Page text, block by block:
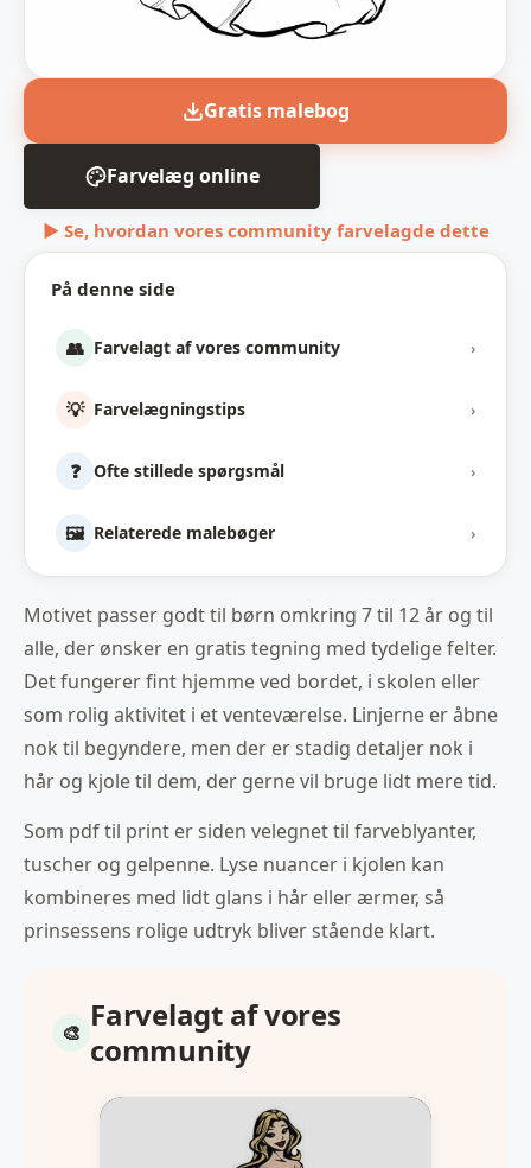
På denne side
👥 Farvelagt af vores community ›
💡 Farvelægningstips ›
❓ Ofte stillede spørgsmål ›
🖼️ Relaterede malebøger ›
Gratis malebog
Farvelæg online
▶ Se, hvordan vores community farvelagde dette
Motivet passer godt til børn omkring 7 til 12 år og til
alle, der ønsker en gratis tegning med tydelige felter.
Det fungerer fint hjemme ved bordet, i skolen eller
som rolig aktivitet i et venteværelse. Linjerne er åbne
nok til begyndere, men der er stadig detaljer nok i
hår og kjole til dem, der gerne vil bruge lidt mere tid.
Som pdf til print er siden velegnet til farveblyanter,
tuscher og gelpenne. Lyse nuancer i kjolen kan
kombineres med lidt glans i hår eller ærmer, så
prinsessens rolige udtryk bliver stående klart.
Farvelagt af vores
community